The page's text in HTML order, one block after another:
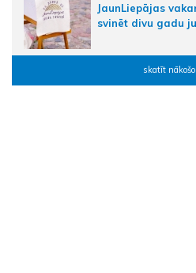
JaunLiepājas
svinēt divu gadu
skatīt nākošo